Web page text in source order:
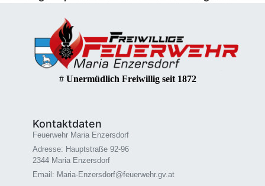
# Unermüdlich Freiwillig seit 1872
Kontaktdaten
Feuerwehr Maria Enzersdorf
Adresse: Hauptstraße 92-96
2344 Maria Enzersdorf
Email: Maria-Enzersdorf@feuerwehr.gv.at